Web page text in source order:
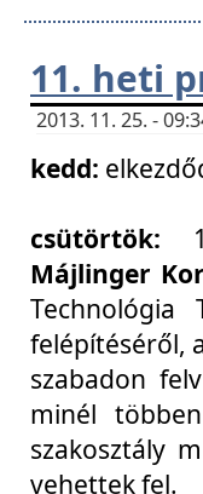
11. heti
2013. 11. 25. -
kedd:
csütörtök:
Májlinger
Technológia
felépítéséről,
szabadon
minél
szakosztály
vehettek fel.